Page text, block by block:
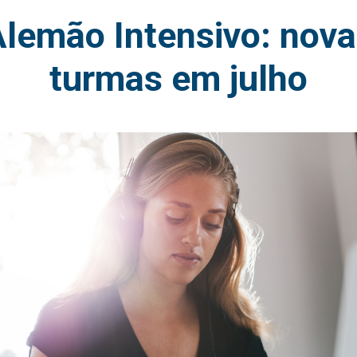
Intensivo:
turmas em julho